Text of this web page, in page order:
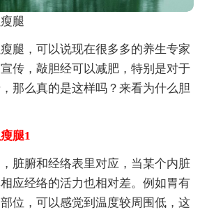
腿
腿，可以说现在很多多的养生专家
传，敲胆经可以减肥，特别是对于
那么真的是这样吗？来看为什么胆
腿1
脏腑和经络表里对应，当某个内脏
应经络的活力也相对差。例如胃有
位，可以感觉到温度较周围低，这